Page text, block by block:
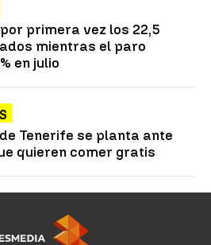
primera vez los 22,5
mientras el paro
en julio
Tenerife se planta ante
quieren comer gratis